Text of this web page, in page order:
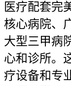
医疗配套完
核心病院、
大型三甲病
心和诊所。
疗设备和专